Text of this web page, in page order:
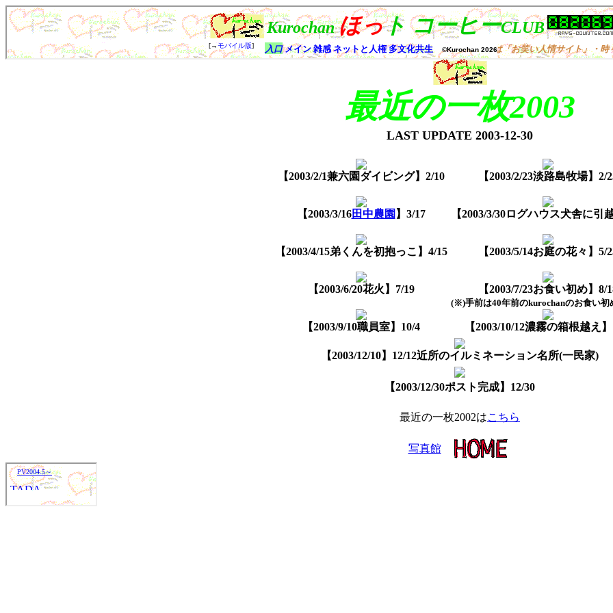
最近の一枚2003
LAST UPDATE 2003-12-30
【2003/2/1兼六園ダイビング】2/10
【2003/3/16田中農園 】3/17
【2003/4/15弟くんを初抱っこ】4/15
【2003/6/20花火】7/19
【2003/9/10職員室】10/4
【2003/2/23淡路島牧場】2/
【2003/3/30ログハウス犬舎に引
【2003/5/14お庭の花々】5/
【2003/7/23お食い初め】8/
(※)手前は40年前のkurochanのお食い初
【2003/10/12濃霧の箱根越え
【2003/12/10】12/12近所のイルミネーション名所(一民家)
【2003/12/30ポスト完成】12/30
最近の一枚2002はこちら
写真館